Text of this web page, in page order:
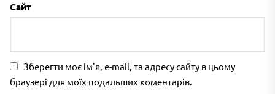
Сайт
Зберегти моє ім'я, e-mail, та адресу сайту в цьому
браузері для моїх подальших коментарів.